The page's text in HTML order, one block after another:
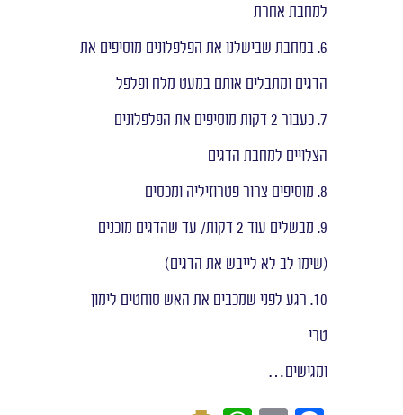
למחבת אחרת
6. במחבת שבישלנו את הפלפלונים מוסיפים את
הדגים ומתבלים אותם במעט מלח ופלפל
7. כעבור 2 דקות מוסיפים את הפלפלונים
הצלויים למחבת הדגים
8. מוסיפים צרור פטרוזיליה ומכסים
9. מבשלים עוד 2 דקות/ עד שהדגים מוכנים
(שימו לב לא לייבש את הדגים)
10. רגע לפני שמכבים את האש סוחטים לימון
טרי
ומגישים…